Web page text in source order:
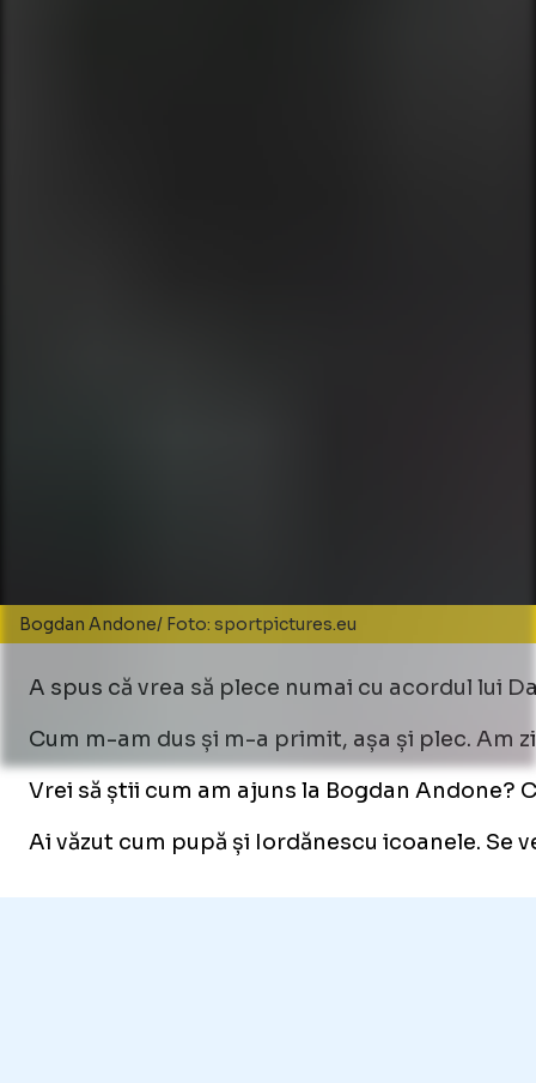
Bogdan Andone/ Foto: sportpictures.eu
A spus că vrea să plece numai cu acordul lui
Cum m-am dus și m-a primit, așa și plec. Am
Vrei să știi cum am ajuns la Bogdan Andone?
Ai văzut cum pupă și Iordănescu icoanele. Se